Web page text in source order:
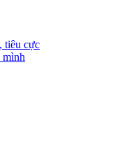
tiêu cực
mình